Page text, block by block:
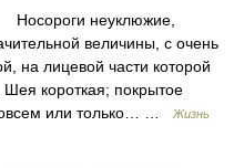
неуклюжие,
величины, с очень
на лицевой части которой
короткая; покрытое
или только… …
Жизнь